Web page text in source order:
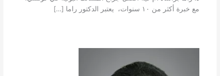
مع خبرة أكثر من ١٠ سنوات، يعتبر الدكتور راما […]